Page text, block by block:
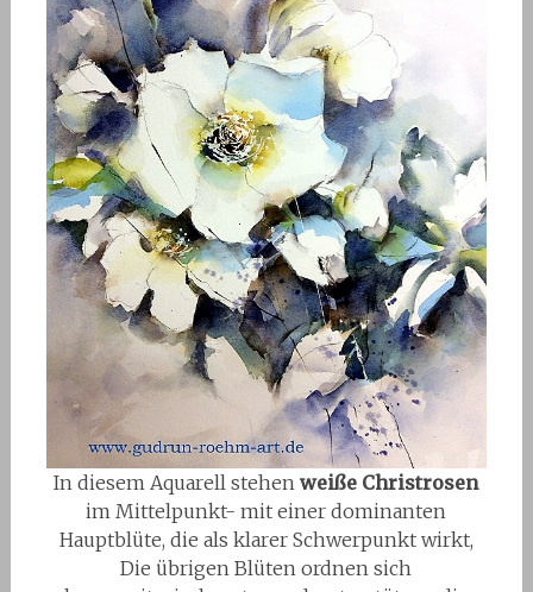
In diesem Aquarell stehenweiße Christrosen
im Mittelpunkt- mit einer dominanten
Hauptblüte, die als klarer Schwerpunkt wirkt,
Die übrigen Blüten ordnen sich